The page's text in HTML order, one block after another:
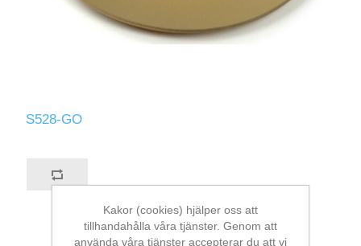
S528-GO
Kakor (cookies) hjälper oss att
tillhandahålla våra tjänster. Genom att
använda våra tjänster accepterar du att vi